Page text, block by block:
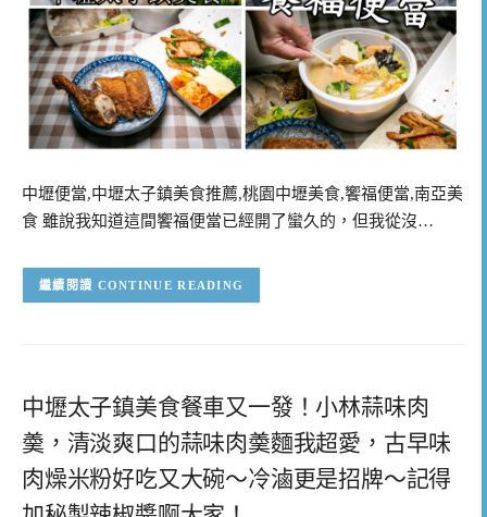
中壢便當,中壢太子鎮美食推薦,桃園中壢美食,饗福便當,南亞美
食 雖說我知道這間饗福便當已經開了蠻久的，但我從沒…
CONTINUE READING
中壢太子鎮美食餐車又一發！小林蒜味肉
羮，清淡爽口的蒜味肉羮麵我超愛，古早味
肉燥米粉好吃又大碗～冷滷更是招牌～記得